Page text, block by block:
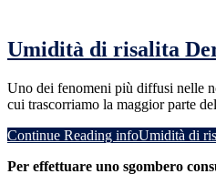
Umidità di risalita
Uno dei fenomeni più diffusi nelle
cui trascorriamo la maggior parte
Continue Reading infoUmidità di
Per effettuare uno sgombero